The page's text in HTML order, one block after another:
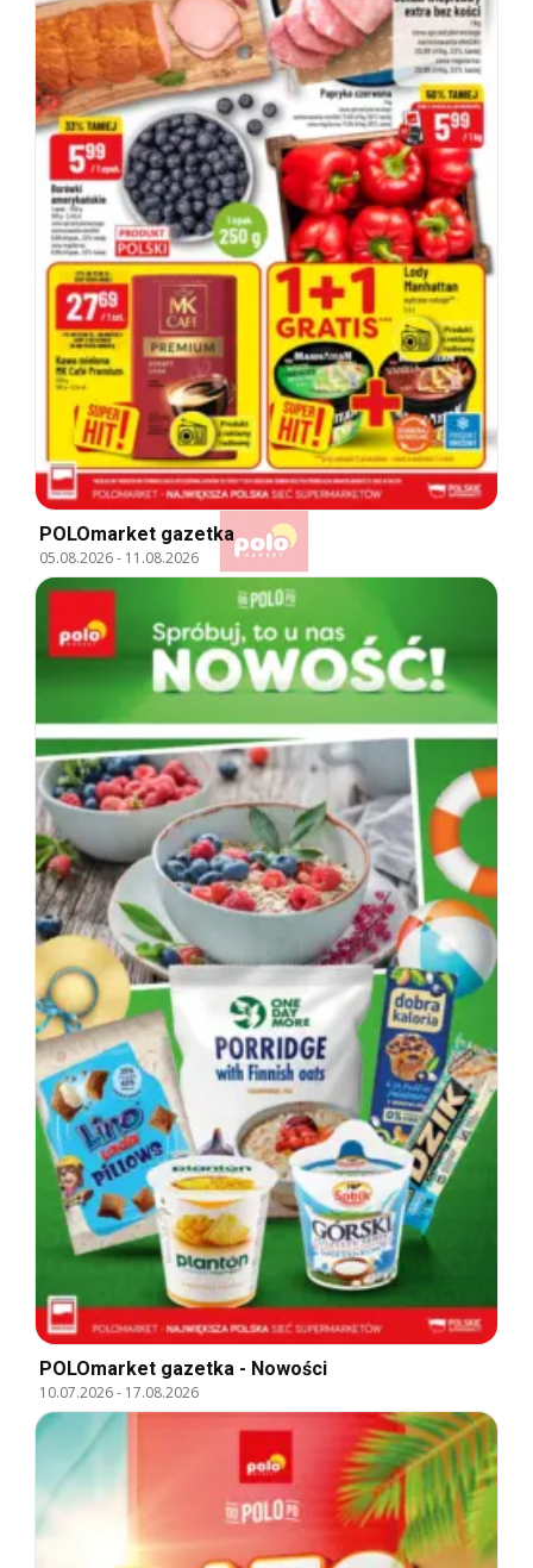
POLOmarket gazetka
05.08.2026- 11.08.2026
POLOmarket gazetka - Nowości
10.07.2026- 17.08.2026